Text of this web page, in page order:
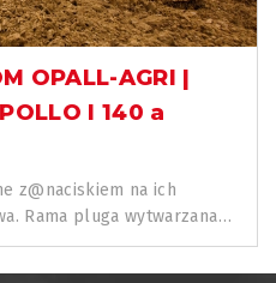
OPALL-AGRI |
I 140 a
z@naciskiem na ich
Rama pluga wytwarzana